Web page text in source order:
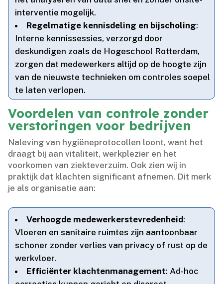
interventie mogelijk.​
Regelmatige kennisdeling en bijscholing:
Interne kennissessies, verzorgd door
deskundigen zoals de Hogeschool Rotterdam,
zorgen dat medewerkers altijd op de hoogte zijn
van de nieuwste technieken om controles soepel
te laten verlopen.​
Voordelen van controle zonder
verstoringen voor bedrijven
Naleving van hygiëneprotocollen loont, want het
draagt bij aan vitaliteit, werkplezier en het
voorkomen van ziekteverzuim.​ Ook zien wij in
praktijk dat klachten significant afnemen.​ Dit merk
je als organisatie aan:
Verhoogde medewerkerstevredenheid:
Vloeren en sanitaire ruimtes zijn aantoonbaar
schoner zonder verlies van privacy of rust op de
werkvloer.​
Efficiënter klachtenmanagement: Ad-hoc